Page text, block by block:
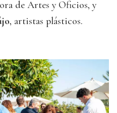
de Artes y Oficios, y
, artistas plásticos.